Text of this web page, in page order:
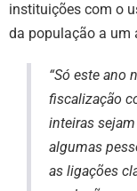
instituições com o
da população a um
“Só este ano
fiscalização
inteiras
algumas
as ligações